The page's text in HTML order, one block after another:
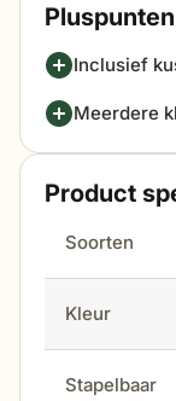
Inclusief
Meerdere
Product
Soorten
Kleur
Stapelbaar